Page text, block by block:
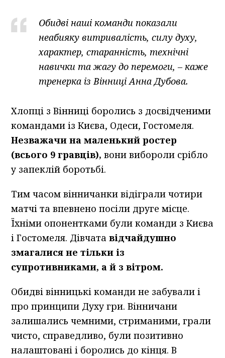
Обидві наші команди показали
неабияку витривалість, силу духу,
характер, старанність, технічні
навички та жагу до перемоги, – каже
тренерка із Вінниці Анна Дубова.
Хлопці з Вінниці боролись з досвідченими
командами із Києва, Одеси, Гостомеля.
Незважачи на маленький ростер
(всього 9 гравців), вони вибороли срібло
у запеклій боротьбі.
Тим часом вінничанки відіграли чотири
матчі та впевнено посіли друге місце.
Їхніми опонентками були команди з Києва
і Гостомеля. Дівчатавідчайдушно
змагалися не тільки із
супротивниками, а й з вітром.
Обидві вінницькі команди не забували і
про принципи Духу гри. Вінничани
залишались чемними, стриманими, грали
чисто, справедливо, були позитивно
налаштовані і боролись до кінця. В